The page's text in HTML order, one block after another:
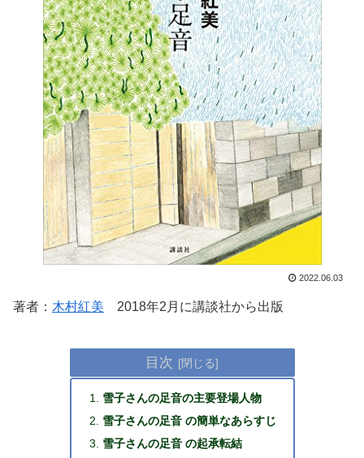
2022.06.03
著者： 木村紅美 2018年2月に講談社から出版
目次
雪子さんの足音の主要登場人物
雪子さんの足音 の簡単なあらすじ
雪子さんの足音 の起承転結